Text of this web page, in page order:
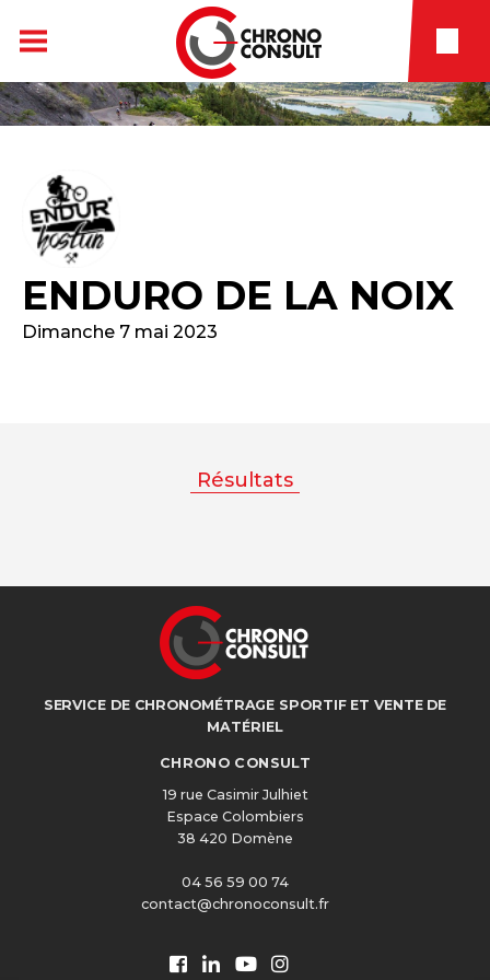
ENDURO DE LA NOIX
Dimanche 7 mai 2023
Résultats
SERVICE DE CHRONOMÉTRAGE SPORTIF ET VENTE DE
MATÉRIEL
CHRONO CONSULT
19 rue Casimir Julhiet
Espace Colombiers
38 420 Domène
04 56 59 00 74
contact@chronoconsult.fr